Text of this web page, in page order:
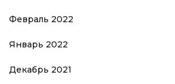
Февраль 2022
Январь 2022
Декабрь 2021